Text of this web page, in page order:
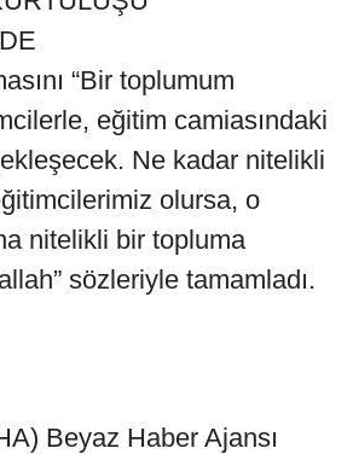
“Bir toplumum
eğitim camiasındaki
Ne kadar nitelikli
olursa, o
nitelikli bir topluma
sözleriyle tamamladı.
Beyaz Haber Ajansı